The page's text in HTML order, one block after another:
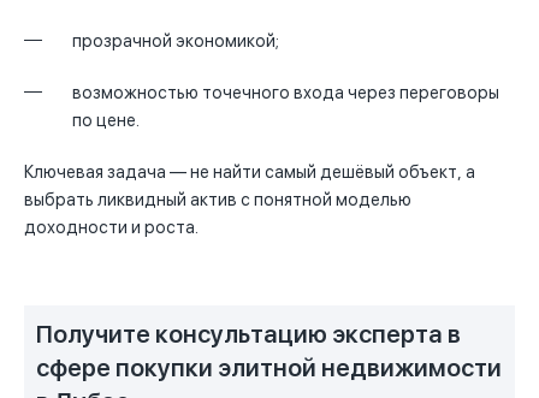
прозрачной экономикой;
возможностью точечного входа через переговоры
по цене.
Ключевая задача — не найти самый дешёвый объект, а
выбрать ликвидный актив с понятной моделью
доходности и роста.
Получите консультацию эксперта в
сфере покупки элитной недвижимости